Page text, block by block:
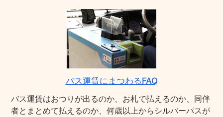
バス運賃にまつわるFAQ
バス運賃はおつりが出るのか、お札で払えるのか、同伴
者とまとめて払えるのか、何歳以上からシルバーパスが